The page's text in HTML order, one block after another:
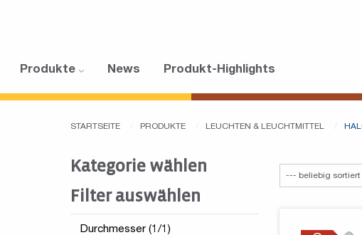
Produkte News Produkt-Highlights
STARTSEITE PRODUKTE LEUCHTEN & LEUCHTMITTEL
Kategorie wählen
Filter auswählen
Durchmesser (1/1)